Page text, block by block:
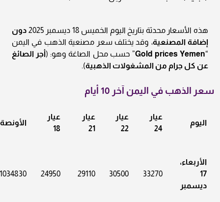
هذه الأسعار محدثة بتاريخ اليوم الخميس 18 ديسمبر 2025
دون
إضافة المصنعية، وقد يختلف سعر مصنعية الذهب في اليمن
“
Gold prices Yemen” حسب محل الصاغة وهو: (أجر الصائغ
عن كل جرام من المشغولات الذهبية).
سعر الذهب في اليمن آخر 10 أيام
اليوم
عيار
24
عيار
22
عيار
21
عيار
18
الأونصة
الأربعاء،
17
ديسمبر
33270
30500
29110
24950
1034830